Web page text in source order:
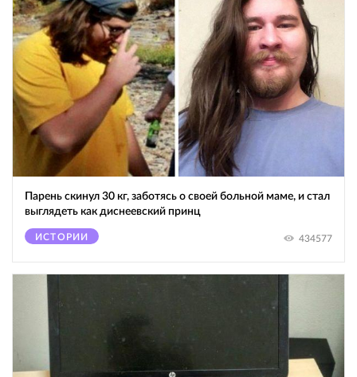
Парень скинул 30 кг, заботясь о своей больной маме, и стал
выглядеть как диснеевский принц
ИСТОРИИ 434577